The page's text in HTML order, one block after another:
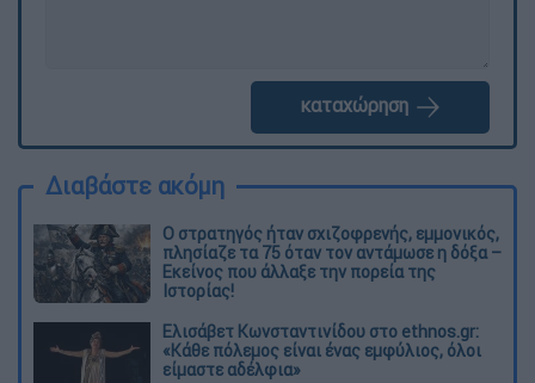
καταχώρηση
Διαβάστε ακόμη
O στρατηγός ήταν σχιζοφρενής, εμμονικός,
πλησίαζε τα 75 όταν τον αντάμωσε η δόξα –
Εκείνος που άλλαξε την πορεία της
Ιστορίας!
Ελισάβετ Κωνσταντινίδου στο ethnos.gr:
«Κάθε πόλεμος είναι ένας εμφύλιος, όλοι
είμαστε αδέλφια»